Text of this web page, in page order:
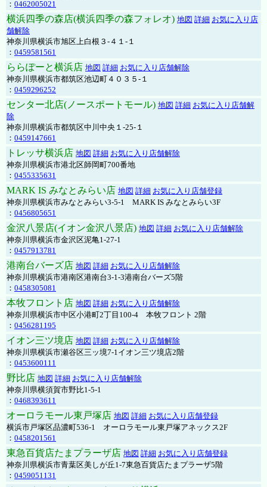
： 0462005021
横浜四季の森店(横浜四季の森フォレオ) 地図 詳細 お気に入り店
舗解除
神奈川県横浜市旭区上白根３-４１-１
： 0459581561
ららぽーと横浜店 地図 詳細 お気に入り店舗解除
神奈川県横浜市都筑区池辺町４０３５-１
： 0459296252
センター北店(ノースポートモール) 地図 詳細 お気に入り店舗解
除
神奈川県横浜市都筑区中川中央１-25-１
： 0459147661
トレッサ横浜店 地図 詳細 お気に入り店舗解除
神奈川県横浜市港北区師岡町700番地
： 0455335631
MARK IS みなとみらい店 地図 詳細 お気に入り店舗登録
神奈川県横浜市みなとみらい3-5-1 MARK IS みなとみらい3F
： 0456805651
金沢八景店(イオン金沢八景店) 地図 詳細 お気に入り店舗解除
神奈川県横浜市金沢区泥亀1-27-1
： 0457913781
港南台バーズ店 地図 詳細 お気に入り店舗解除
神奈川県横浜市港南区港南台3-1-3港南台バーズ5階
： 0458305081
本牧フロント店 地図 詳細 お気に入り店舗解除
神奈川県横浜市中区小港町2丁目100-4 本牧フロント 2階
： 0456281195
イオン三ツ境店 地図 詳細 お気に入り店舗解除
神奈川県横浜市瀬谷区三ッ境7-1イオン三ツ境店2階
： 0453600111
野比店 地図 詳細 お気に入り店舗解除
神奈川県横須賀市野比1-5-1
： 0468393611
オーロラモール東戸塚店 地図 詳細 お気に入り店舗登録
横浜市戸塚区品濃町536-1 オーロラモール東戸塚アネックス2F
： 0458201561
東急百貨店たまプラーザ店 地図 詳細 お気に入り店舗登録
神奈川県横浜市青葉区美しが丘1-7東急百貨店たまプラーザ5階
： 0459051131